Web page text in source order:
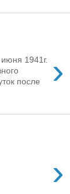
›
1941г.
после
›